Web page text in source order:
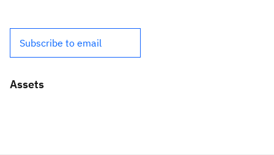
Subscribe to email
Assets